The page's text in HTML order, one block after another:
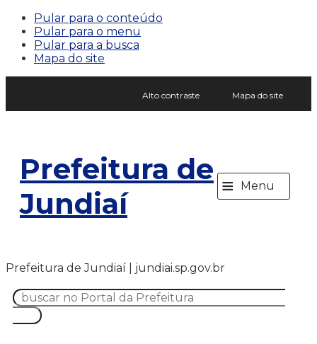
Pular para o conteúdo
Pular para o menu
Pular para a busca
Mapa do site
Alto contraste Mapa do site
Prefeitura de
Jundiaí
≡ Menu
Prefeitura de Jundiaí | jundiai.sp.gov.br